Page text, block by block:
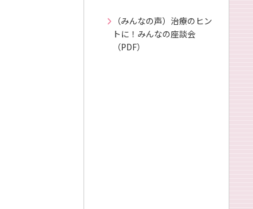
（みんなの声）治療のヒン
トに！みんなの座談会
（PDF）